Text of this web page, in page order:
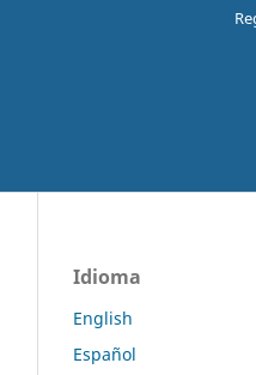
Idioma
English
Español